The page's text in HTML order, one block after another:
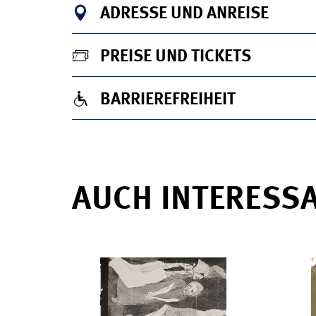
ADRESSE UND ANREISE
PREISE UND TICKETS
BARRIEREFREIHEIT
AUCH